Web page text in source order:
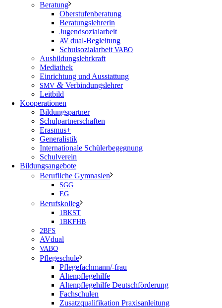
Beratung
Oberstufenberatung
Beratungslehrerin
Jugendsozialarbeit
AV dual-Begleitung
Schulsozialarbeit VABO
Ausbildungslehrkraft
Mediathek
Einrichtung und Ausstattung
SMV & Verbindungslehrer
Leitbild
Kooperationen
Bildungspartner
Schulpartnerschaften
Erasmus+
Generalistik
Internationale Schülerbegegnung
Schulverein
Bildungsangebote
Berufliche Gymnasien
SGG
EG
Berufskolleg
1BKST
1BKFHB
2BFS
AVdual
VABO
Pflegeschule
Pflegefachmann/-frau
Altenpflegehilfe
Altenpflegehilfe Deutschförderung
Fachschulen
Zusatzqualifikation Praxisanleitung